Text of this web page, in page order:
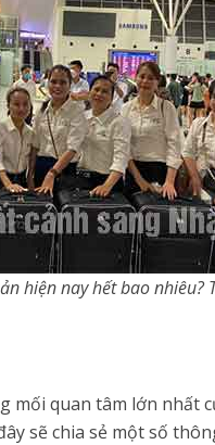
hiện nay hết bao
quan tâm lớn nhất
sẽ chia sẻ một số